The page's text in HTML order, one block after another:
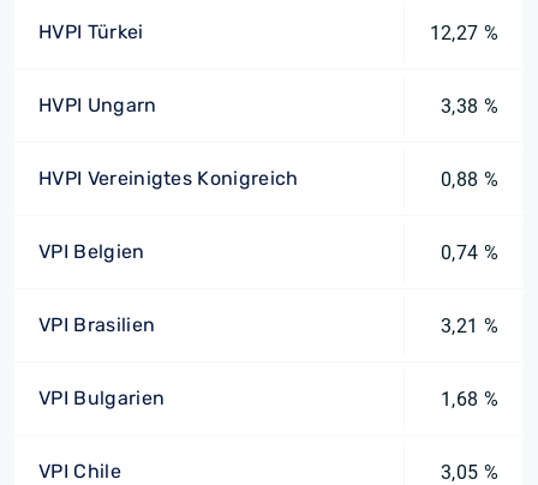
HVPI Türkei 12,27 %
HVPI Ungarn 3,38 %
HVPI Vereinigtes Konigreich 0,88 %
VPI Belgien 0,74 %
VPI Brasilien 3,21 %
VPI Bulgarien 1,68 %
VPI Chile 3,05 %